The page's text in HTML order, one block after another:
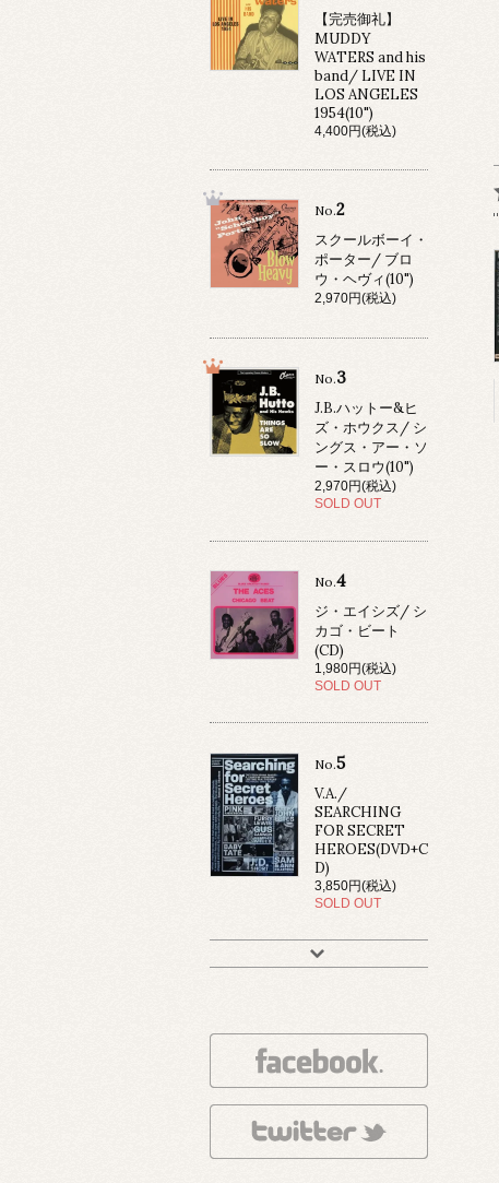
【完売御礼】
MUDDY
WATERS and his
band/ LIVE IN
LOS ANGELES
1954(10")
4,400円(税込)
No.2
スクールボーイ・
ポーター/ ブロ
ウ・ヘヴィ(10")
2,970円(税込)
No.3
J.B.ハットー&ヒ
ズ・ホウクス/ シ
ングス・アー・ソ
ー・スロウ(10")
2,970円(税込)
SOLD OUT
No.4
ジ・エイシズ/ シ
カゴ・ビート
(CD)
1,980円(税込)
SOLD OUT
No.5
V.A./
SEARCHING
FOR SECRET
HEROES(DVD+C
D)
3,850円(税込)
SOLD OUT